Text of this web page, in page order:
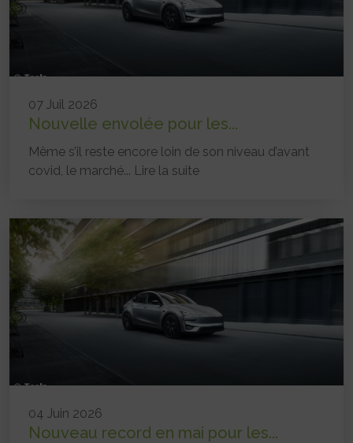
07 Juil 2026
Nouvelle envolée pour les...
Même s’il reste encore loin de son niveau d’avant
covid, le marché... Lire la suite
04 Juin 2026
Nouveau record en mai pour les...